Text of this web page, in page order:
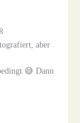
aber
😅 Dann